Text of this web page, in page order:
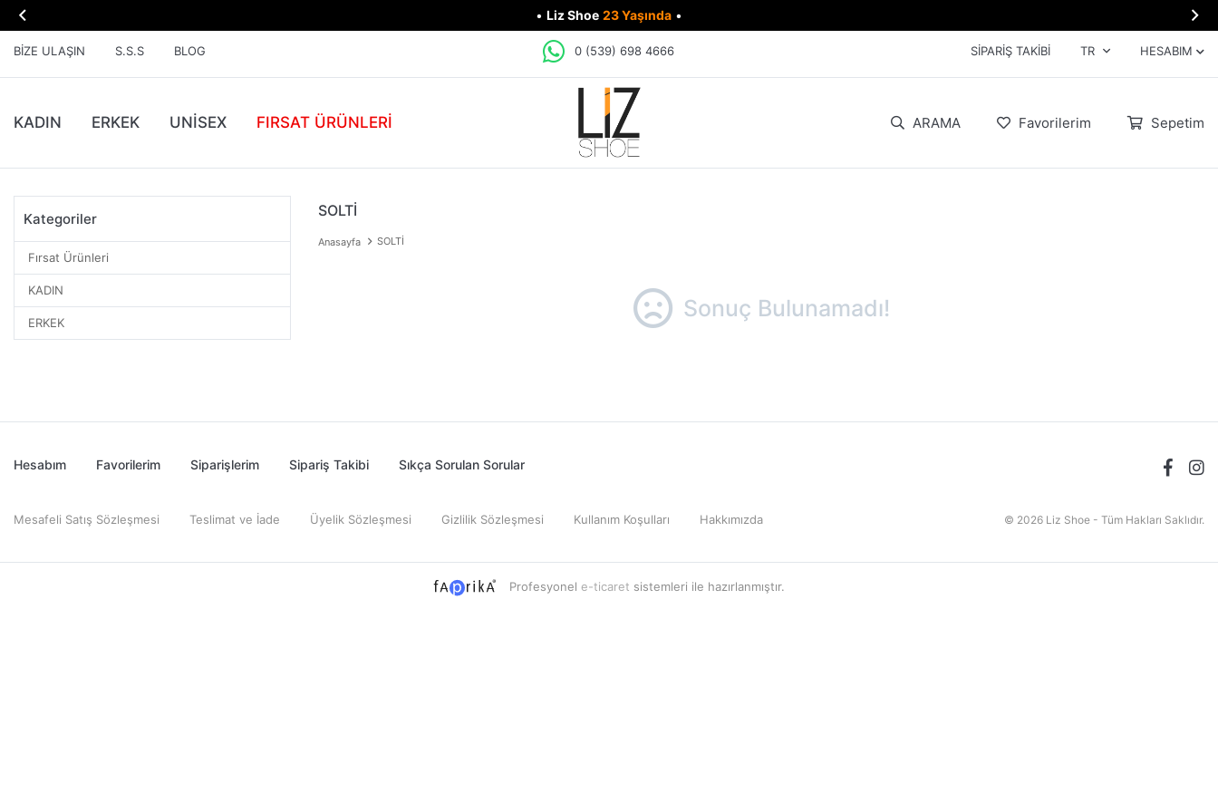
 • Liz Shoe 23 Yaşında • 
BIZE ULAŞIN S.S.S BLOG 0 (539) 698 4666 SIPARIŞ TAKIBI TR HESABIM
KADIN ERKEK UNİSEX FIRSAT ÜRÜNLERI ARAMA Favorilerim Sepetim
Kategoriler
Fırsat Ürünleri
KADIN
ERKEK
SOLTİ
Anasayfa SOLTİ
Sonuç Bulunamadı!
Hesabım Favorilerim Siparişlerim Sipariş Takibi Sıkça Sorulan Sorular
Mesafeli Satış Sözleşmesi Teslimat ve İade Üyelik Sözleşmesi Gizlilik Sözleşmesi Kullanım Koşulları Hakkımızda © 2026 Liz Shoe - Tüm Hakları Saklıdır.
Profesyonel e-ticaret sistemleri ile hazırlanmıştır.